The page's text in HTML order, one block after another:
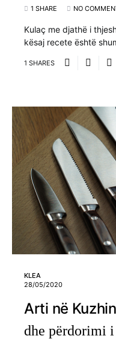
1 SHARE NO
Kulaç me djathë i
kësaj recete është
1 SHARES
KLEA
28/05/2020
Arti në
dhe përdorimi i